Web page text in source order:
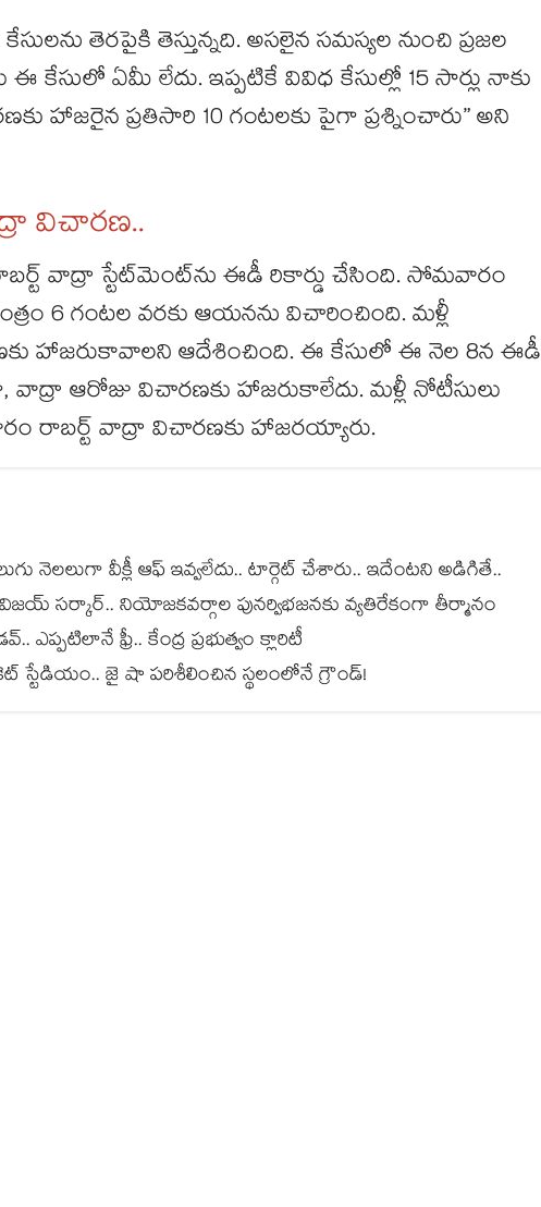
తెరపైకి తెస్తున్నది. అసలైన సమస్యల నుంచి ప్రజల
ఈ కేసులో ఏమీ లేదు. ఇప్పటికే వివిధ కేసుల్లో 15 సార్లు నాకు
హాజరైన ప్రతిసారి 10 గంటలకు పైగా ప్రశ్నించారు” అని
విచారణ..
వాద్రా స్టేట్‌‌మెంట్‌‌ను ఈడీ రికార్డు చేసింది. సోమవారం
6 గంటల వరకు ఆయనను విచారించింది. మళ్లీ
హాజరుకావాలని ఆదేశించింది. ఈ కేసులో ఈ నెల 8న ఈడీ
ఆరోజు విచారణకు హాజరుకాలేదు. మళ్లీ నోటీసులు
రాబర్ట్ వాద్రా విచారణకు హాజరయ్యారు.
నెలలుగా వీక్లీ ఆఫ్ ఇవ్వలేదు.. టార్గెట్ చేశారు.. ఇదేంటని అడిగితే..
సర్కార్.. నియోజకవర్గాల పునర్విభజనకు వ్యతిరేకంగా తీర్మానం
ఎప్పటిలానే ఫ్రీ.. కేంద్ర ప్రభుత్వం క్లారిటీ
స్టేడియం.. జై షా పరిశీలించిన స్థలంలోనే గ్రౌండ్!